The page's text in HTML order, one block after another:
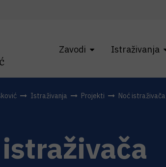
Zavodi Istraživanja
Istraživanja Projekti Noć istraživača